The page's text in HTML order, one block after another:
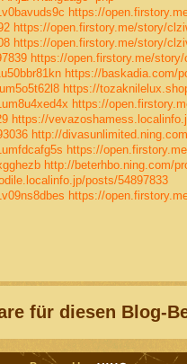
https://
https://open.firstory.me/story/
https://open.firstory.me/story/
https://open.firstory.me/
https://baskadia.com/
https://
https://
https://
http://
https://
http://beterhbo.ning.com/
posts/54897833
https://
für diesen Blog-